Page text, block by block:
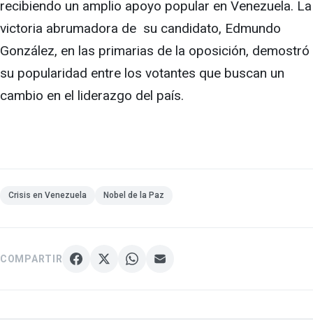
recibiendo un amplio apoyo popular en Venezuela. La
victoria abrumadora de su candidato, Edmundo
González, en las primarias de la oposición, demostró
su popularidad entre los votantes que buscan un
cambio en el liderazgo del país.
Crisis en Venezuela Nobel de la Paz
COMPARTIR